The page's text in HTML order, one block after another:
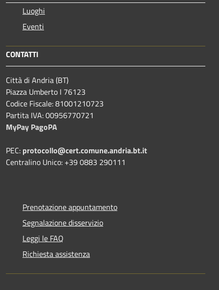
Luoghi
Eventi
CONTATTI
Città di Andria (BT)
Piazza Umberto I 76123
Codice Fiscale: 81001210723
Partita IVA: 00956770721
MyPay PagoPA
PEC: protocollo@cert.comune.andria.bt.it
Centralino Unico: +39 0883 290111
Prenotazione appuntamento
Segnalazione disservizio
Leggi le FAQ
Richiesta assistenza